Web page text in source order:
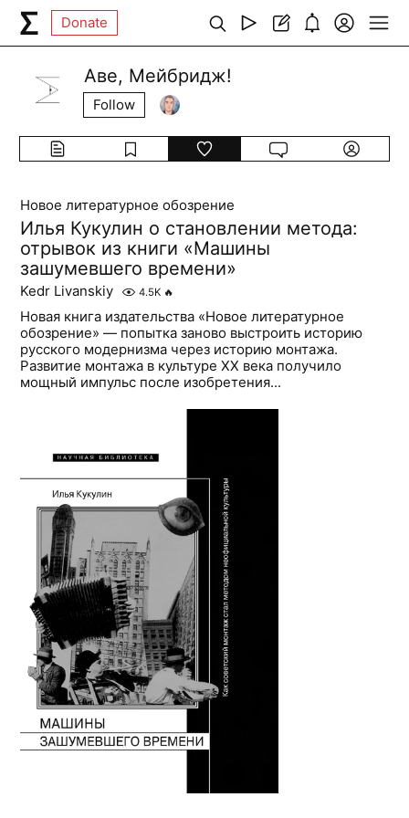
Donate
Аве, Мейбридж!
Follow
Новое литературное обозрение
Илья Кукулин о становлении метода:
отрывок из книги «Машины
зашумевшего времени»
Kedr Livanskiy 4.5K 🔥
Новая книга издательства «Новое литературное
обозрение» — попытка заново выстроить историю
русского модернизма через историю монтажа.
Развитие монтажа в культуре ХХ века получило
мощный импульс после изобретения...